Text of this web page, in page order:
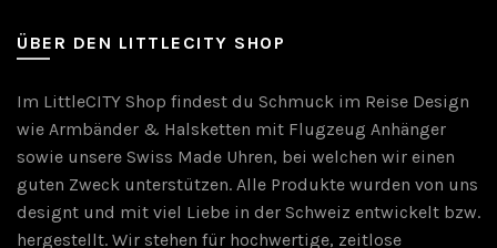
ÜBER DEN LITTLECITY SHOP
Im LittleCITY Shop findest du Schmuck im Reise Design
wie Armbänder & Halsketten mit Flugzeug Anhänger
sowie unsere Swiss Made Uhren, bei welchen wir einen
guten Zweck unterstützen. Alle Produkte wurden von uns
designt und mit viel Liebe in der Schweiz entwickelt bzw.
hergestellt. Wir stehen für hochwertige, zeitlose